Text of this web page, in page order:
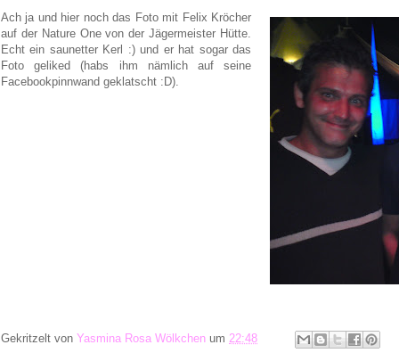
Ach ja und hier noch das Foto mit Felix Kröcher
auf der Nature One von der Jägermeister Hütte.
Echt ein saunetter Kerl :) und er hat sogar das
Foto geliked (habs ihm nämlich auf seine
Facebookpinnwand geklatscht :D).
Gekritzelt von Yasmina Rosa Wölkchen um 22:48